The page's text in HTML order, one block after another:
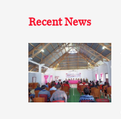
Recent News